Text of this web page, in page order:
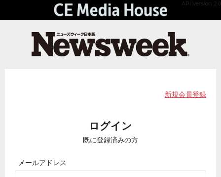
API Version 2.0
新規会員登録
ログイン
既に登録済みの方
メールアドレス